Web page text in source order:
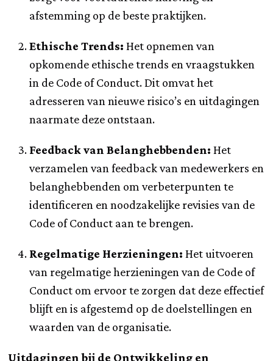
afstemming op de beste praktijken.
Ethische Trends: Het opnemen van
opkomende ethische trends en vraagstukken
in de Code of Conduct. Dit omvat het
adresseren van nieuwe risico’s en uitdagingen
naarmate deze ontstaan.
Feedback van Belanghebbenden: Het
verzamelen van feedback van medewerkers en
belanghebbenden om verbeterpunten te
identificeren en noodzakelijke revisies van de
Code of Conduct aan te brengen.
Regelmatige Herzieningen: Het uitvoeren
van regelmatige herzieningen van de Code of
Conduct om ervoor te zorgen dat deze effectief
blijft en is afgestemd op de doelstellingen en
waarden van de organisatie.
Uitdagingen bij de Ontwikkeling en